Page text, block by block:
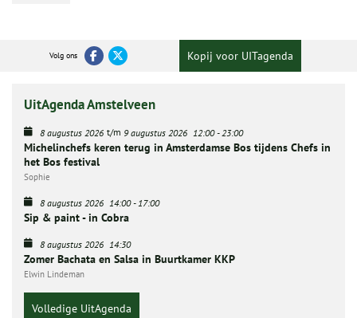
Volg ons Kopij voor UITagenda
UitAgenda Amstelveen
8 augustus 2026 t/m 9 augustus 2026 12:00- 23:00
Michelinchefs keren terug in Amsterdamse Bos tijdens Chefs in
het Bos festival
Sophie
8 augustus 2026 14:00- 17:00
Sip & paint - in Cobra
8 augustus 2026 14:30
Zomer Bachata en Salsa in Buurtkamer KKP
Elwin Lindeman
Volledige UitAgenda